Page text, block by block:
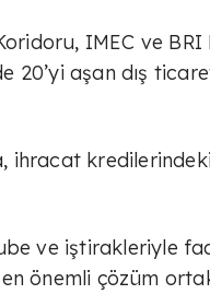
IMEC ve BRI
aşan dış
ihracat
ve iştirakleriyle
önemli çözüm